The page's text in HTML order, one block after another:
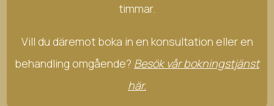
timmar.
Vill du däremot boka in en konsultation eller en
behandling omgående? Besök vår bokningstjänst
här.